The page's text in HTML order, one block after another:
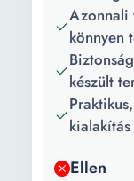
Fejleszthető
képességek:
Azonnali
könnyen
készült
Ellen